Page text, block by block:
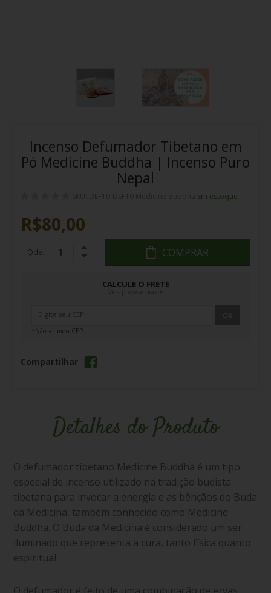
Incenso Defumador Tibetano em
Pó Medicine Buddha | Incenso Puro
Nepal
Em estoque
R$80,00
Qde.: COMPRAR
CALCULE O FRETE
OK
*Não sei meu CEP
Compartilhar
Detalhes do Produto
O defumador tibetano Medicine Buddha é um tipo
especial de incenso utilizado na tradição budista
tibetana para invocar a energia e as bênçãos do Buda
da Medicina, também conhecido como Medicine
Buddha. O Buda da Medicina é considerado um ser
iluminado que representa a cura, tanto física quanto
espiritual.